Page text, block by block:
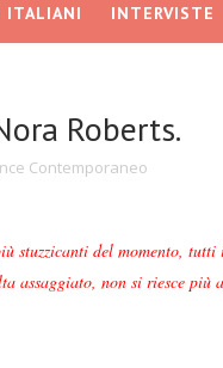
ITALIANI INTERVISTE
Roberts.
Contemporaneo
stuzzicanti del momento, tutti
assaggiato, non si riesce più a